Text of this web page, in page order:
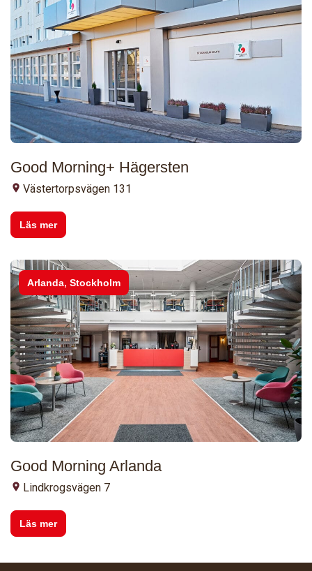
Good Morning+ Hägersten
Västertorpsvägen 131
Läs mer
Arlanda, Stockholm
Good Morning Arlanda
Lindkrogsvägen 7
Läs mer